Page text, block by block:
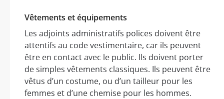
Vêtements et équipements
Les adjoints administratifs polices doivent être
attentifs au code vestimentaire, car ils peuvent
être en contact avec le public. Ils doivent porter
de simples vêtements classiques. Ils peuvent être
vêtus d’un costume, ou d’un tailleur pour les
femmes et d’une chemise pour les hommes.